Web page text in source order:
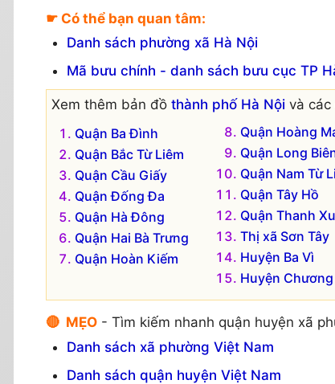
☛ Có thể bạn quan tâm:
Danh sách phường xã Hà Nội
Mã bưu chính - danh sách bưu cục TP
Xem thêm bản đồ thành phố Hà Nội và các
Quận Ba Đình
Quận Bắc Từ Liêm
Quận Cầu Giấy
Quận Đống Đa
Quận Hà Đông
Quận Hai Bà Trưng
Quận Hoàn Kiếm
Quận Hoàng
Quận Long
Quận Nam Từ
Quận Tây Hồ
Quận Thanh
Thị xã Sơn Tây
Huyện Ba Vì
Huyện
🔴 MẸO - Tìm kiếm nhanh quận huyện xã
Danh sách xã phường Việt Nam
Danh sách quận huyện Việt Nam